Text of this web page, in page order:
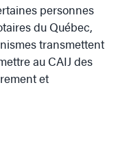
personnes
du Québec,
transmettent
au CAIJ des
et